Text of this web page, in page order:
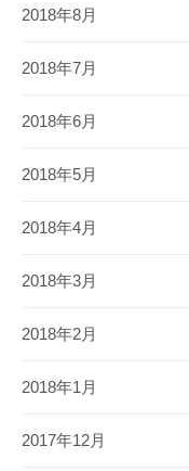
2018年8月
2018年7月
2018年6月
2018年5月
2018年4月
2018年3月
2018年2月
2018年1月
2017年12月